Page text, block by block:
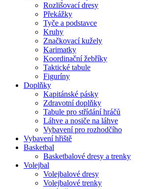
Rozlišovací dresy
Překážky
Tyče a podstavce
Kruhy
Značkovací kužely
Karimatky
Koordinační žebříky
Taktické tabule
Figuríny
Doplňky
Kapitánské pásky
Zdravotní doplňky
Tabule pro střídání hráčů
Láhve a nosiče na láhve
Vybavení pro rozhodčího
Vybavení hřiště
Basketbal
Basketbalové dresy a trenky
Volejbal
Volejbalové dresy
Volejbalové trenky